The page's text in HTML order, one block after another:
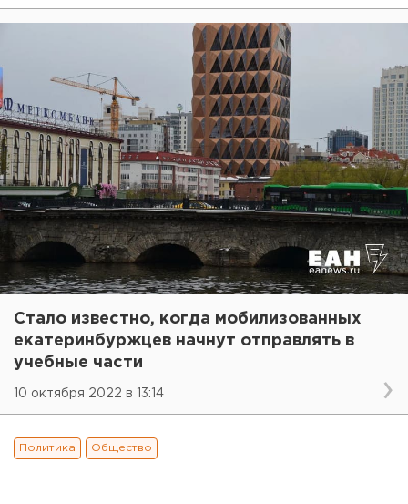
Стало известно, когда мобилизованных
екатеринбуржцев начнут отправлять в
учебные части
10 октября 2022 в 13:14
Политика Общество